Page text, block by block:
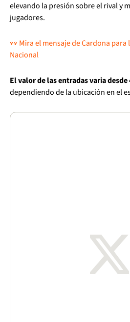
elevando la presión sobre el rival y
jugadores.
👀 Mira el mensaje de Cardona
Nacional
El valor de las entradas varia desde
dependiendo de la ubicación en el